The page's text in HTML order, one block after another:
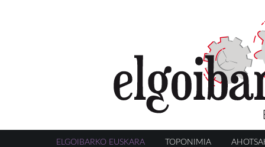
ELGOIBARKO EUSKARA TOPONIMIA